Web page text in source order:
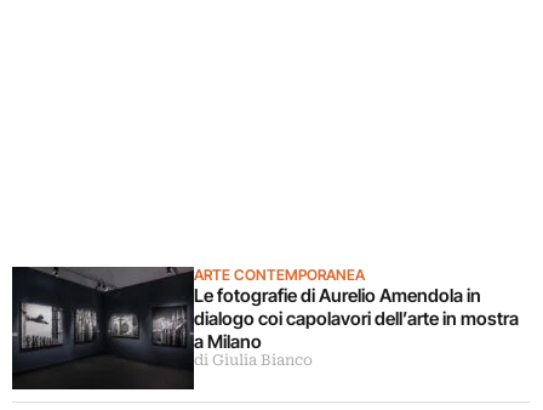
ARTE CONTEMPORANEA
Le fotografie di Aurelio Amendola in
dialogo coi capolavori dell’arte in mostra
a Milano
di Giulia Bianco